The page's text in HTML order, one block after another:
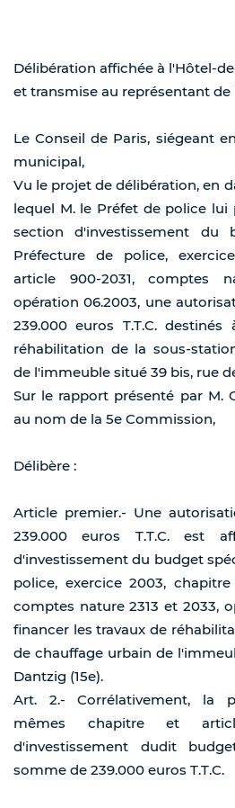
Délibération affichée à l'Hôtel-
et transmise au représentant de
Le Conseil de Paris, siégeant
municipal,
Vu le projet de délibération, en
lequel M. le Préfet de police lui
section d'investissement du
Préfecture de police,
article 900-2031, comptes
opération 06.2003, une
239.000 euros T.T.C.
réhabilitation de la sous-
de l'immeuble situé 39 bis, rue
Sur le rapport présenté par M.
au nom de la 5e Commission,
Délibère :
Article premier.- Une
239.000 euros T.T.C. est
d'investissement du budget
police, exercice 2003,
comptes nature 2313 et 2033,
financer les travaux de
de chauffage urbain de
Dantzig (15e).
Art. 2.- Corrélativement, la
mêmes chapitre et
d'investissement dudit
somme de 239.000 euros T.T.C.